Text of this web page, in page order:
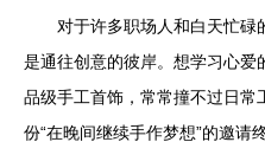
对于许多职场人和白天忙碌
是通往创意的彼岸。想学习心
品级手工首饰，常常撞不过日
份“在晚间继续手作梦想”的邀